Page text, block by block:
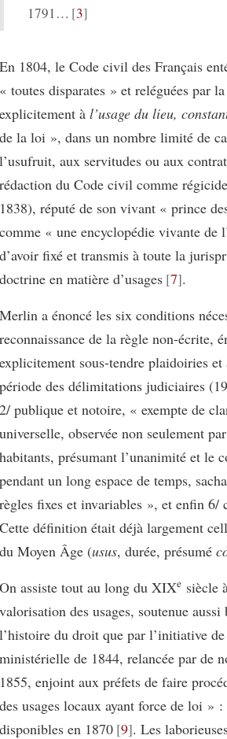
1791… 3
En 1804, le Code civil des Français
« toutes disparates » et reléguées par
explicitement à l’usage du lieu,
de la loi », dans un nombre limité de
l’usufruit, aux servitudes ou aux
rédaction du Code civil comme
1838), réputé de son vivant « prince
comme « une encyclopédie vivante
d’avoir fixé et transmis à toute la
doctrine en matière d’usages 7 .
Merlin a énoncé les six conditions
reconnaissance de la règle non-écrite,
explicitement sous-tendre plaidoiries
période des délimitations judiciaires
2/ publique et notoire, « exempte de
universelle, observée non seulement
habitants, présumant l’unanimité et le
pendant un long espace de temps,
règles fixes et invariables », et enfin 6/
Cette définition était déjà largement
du Moyen Âge (usus, durée, présumé
On assiste tout au long du XIXe siècle
valorisation des usages, soutenue
l’histoire du droit que par l’initiative
ministérielle de 1844, relancée par de
1855, enjoint aux préfets de faire
des usages locaux ayant force de loi »
disponibles en 1870 9 . Les